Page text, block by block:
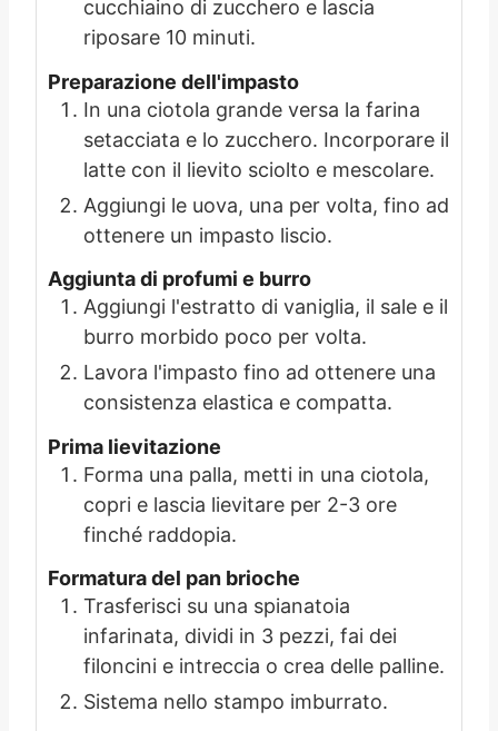
cucchiaino di zucchero e lascia
riposare 10 minuti.
Preparazione dell'impasto
In una ciotola grande versa la farina
setacciata e lo zucchero. Incorporare il
latte con il lievito sciolto e mescolare.
Aggiungi le uova, una per volta, fino ad
ottenere un impasto liscio.
Aggiunta di profumi e burro
Aggiungi l'estratto di vaniglia, il sale e il
burro morbido poco per volta.
Lavora l'impasto fino ad ottenere una
consistenza elastica e compatta.
Prima lievitazione
Forma una palla, metti in una ciotola,
copri e lascia lievitare per 2-3 ore
finché raddopia.
Formatura del pan brioche
Trasferisci su una spianatoia
infarinata, dividi in 3 pezzi, fai dei
filoncini e intreccia o crea delle palline.
Sistema nello stampo imburrato.